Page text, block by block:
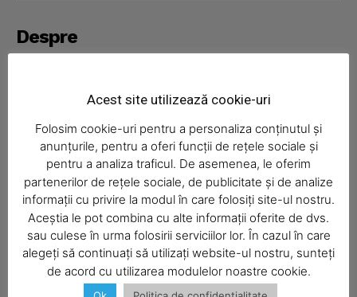
SUBSCRIBE NOW
Despre
verificate și reportaje locale.
Economic
Acasă
Economic
Politica
Acest site utilizează cookie-uri
Folosim cookie-uri pentru a personaliza conținutul și
anunțurile, pentru a oferi funcții de rețele sociale și
pentru a analiza traficul. De asemenea, le oferim
partenerilor de rețele sociale, de publicitate și de analize
informații cu privire la modul în care folosiți site-ul nostru.
Aceștia le pot combina cu alte informații oferite de dvs.
sau culese în urma folosirii serviciilor lor. În cazul în care
alegeți să continuați să utilizați website-ul nostru, sunteți
de acord cu utilizarea modulelor noastre cookie.